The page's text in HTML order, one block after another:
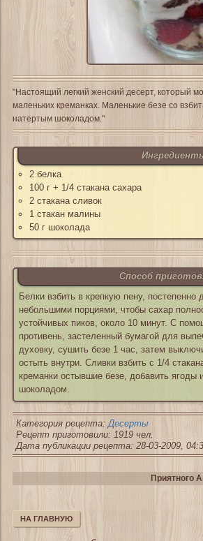
"Настоящий легкий женский десерт, который
маленьких креманках. Маленькие безе со
натертым шоколадом."
2 белка
100 г + 1/4 стакана сахара
2 стакана сливок
1 стакан малины
50 г шоколада
Способ
Белки взбить в крепкую пену, постепенно
небольшими порциями, чтобы сахар
устойчивых пиков, около 10 минут. С
противень, застеленный бумагой для
духовку, сушить безе 1 час, затем
остыть внутри. Сливки взбить с 1/4
креманки остывшие безе, добавить ягоды
шоколадом.
Категория рецепта: Десерты
Рецепт приготовили: 1919 чел.
Дата публикации рецепта: 28-03-2009,
Приятного
НА ГЛАВНУЮ